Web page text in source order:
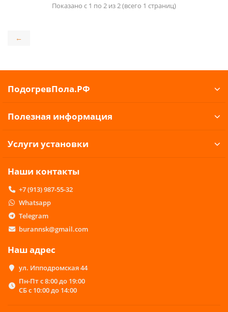
Показано с 1 по 2 из 2 (всего 1 страниц)
←
ПодогревПола.РФ
Полезная информация
Услуги установки
Наши контакты
+7 (913) 987-55-32
Whatsapp
Telegram
burannsk@gmail.com
Наш адрес
ул. Ипподромская 44
Пн-Пт с 8:00 до 19:00
СБ с 10:00 до 14:00